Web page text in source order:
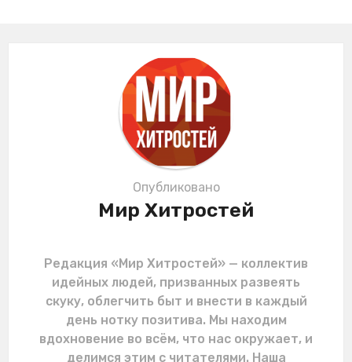
Опубликовано
Мир Хитростей
Редакция «Мир Хитростей» — коллектив
идейных людей, призванных развеять
скуку, облегчить быт и внести в каждый
день нотку позитива. Мы находим
вдохновение во всём, что нас окружает, и
делимся этим с читателями. Наша